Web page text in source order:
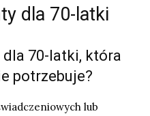
dla 70-latki
70-latki, która
potrzebuje?
lub